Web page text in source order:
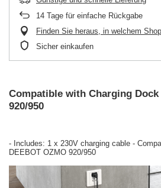
14 Tage für einfache Rückgabe
Finden Sie heraus, in welchem
Sicher einkaufen
Compatible with Charging Dock
920/950
- Includes: 1 x 230V charging cable -
DEEBOT OZMO 920/950